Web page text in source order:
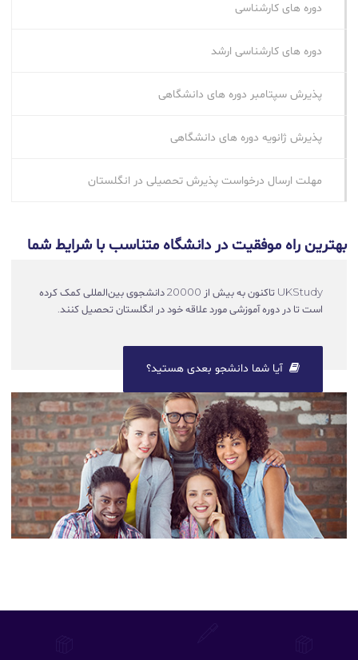
دوره های کارشناسی
دوره های کارشناسی ارشد
پذیرش سپتامبر دوره‌ های دانشگاهی
پذیرش ژانویه دوره‌ های دانشگاهی
مهلت ارسال درخواست پذیرش تحصیلی در انگلستان
بهترین راه موفقیت در دانشگاه متناسب با شرایط شما
UKStudy تاکنون به بیش از 20000 دانشجوی بین‌المللی کمک کرده
است تا در دوره آموزشی مورد علاقه خود در انگلستان تحصیل کنند.
آیا شما دانشجو بعدی هستید؟